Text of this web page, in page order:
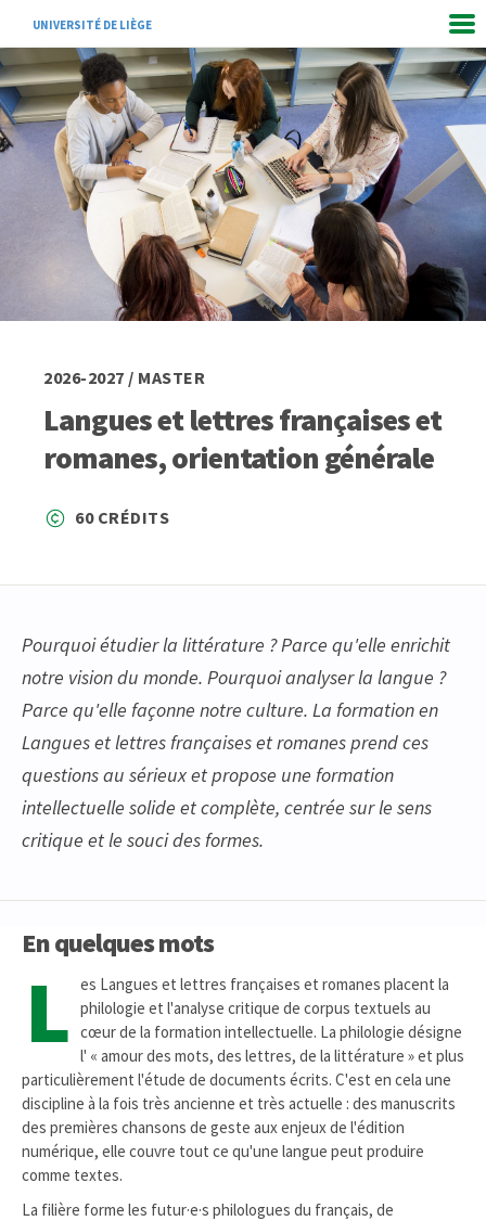
UNIVERSITÉ DE LIÈGE
2026-2027 / MASTER
Langues et lettres françaises et
romanes, orientation générale
60 CRÉDITS
Pourquoi étudier la littérature ? Parce qu'elle enrichit
notre vision du monde. Pourquoi analyser la langue ?
Parce qu'elle façonne notre culture. La formation en
Langues et lettres françaises et romanes prend ces
questions au sérieux et propose une formation
intellectuelle solide et complète, centrée sur le sens
critique et le souci des formes.
En quelques mots
L es Langues et lettres françaises et romanes placent la
philologie et l'analyse critique de corpus textuels au
cœur de la formation intellectuelle. La philologie désigne
l' « amour des mots, des lettres, de la littérature » et plus
particulièrement l'étude de documents écrits. C'est en cela une
discipline à la fois très ancienne et très actuelle : des manuscrits
des premières chansons de geste aux enjeux de l'édition
numérique, elle couvre tout ce qu'une langue peut produire
comme textes.
La filière forme les futur·e·s philologues du français, de